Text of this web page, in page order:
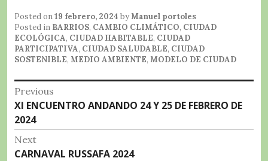
c
e
b
o
o
k
it
te
r
at
s
A
p
p
e
g
r
a
m
m
p
a
rt
ir
Posted on19 febrero, 2024 byManuel portoles
Posted in BARRIOS, CAMBIO CLIMÁTICO, CIUDAD
ECOLÓGICA, CIUDAD HABITABLE, CIUDAD
PARTICIPATIVA, CIUDAD SALUDABLE, CIUDAD
SOSTENIBLE, MEDIO AMBIENTE, MODELO DE CIUDAD
Navegación
de
entradas
Previous
Previous
post:
XI ENCUENTRO ANDANDO 24 Y 25 DE FEBRERO DE
2024
Next
Next
CARNAVAL RUSSAFA 2024